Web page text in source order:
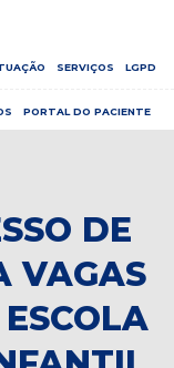
SERVIÇOS LGPD
PORTAL DO PACIENTE
DE
VAGAS